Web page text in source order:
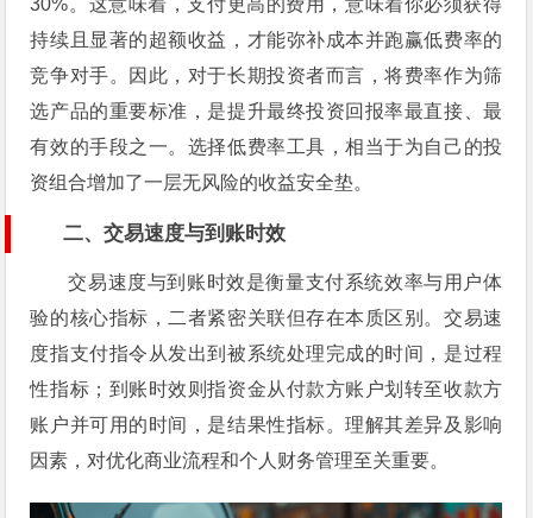
30%。这意味着，支付更高的费用，意味着你必须获得
持续且显著的超额收益，才能弥补成本并跑赢低费率的
竞争对手。因此，对于长期投资者而言，将费率作为筛
选产品的重要标准，是提升最终投资回报率最直接、最
有效的手段之一。选择低费率工具，相当于为自己的投
资组合增加了一层无风险的收益安全垫。
二、交易速度与到账时效
交易速度与到账时效是衡量支付系统效率与用户体
验的核心指标，二者紧密关联但存在本质区别。交易速
度指支付指令从发出到被系统处理完成的时间，是过程
性指标；到账时效则指资金从付款方账户划转至收款方
账户并可用的时间，是结果性指标。理解其差异及影响
因素，对优化商业流程和个人财务管理至关重要。